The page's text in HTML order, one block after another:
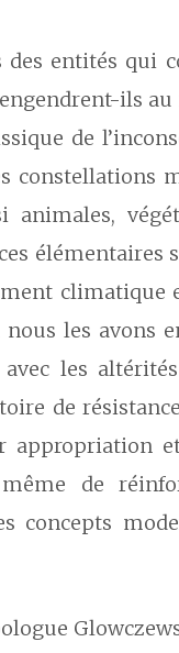
des entités qui
ils
de
constellations
animales,
les avons
les
de
appropriation
de
concepts